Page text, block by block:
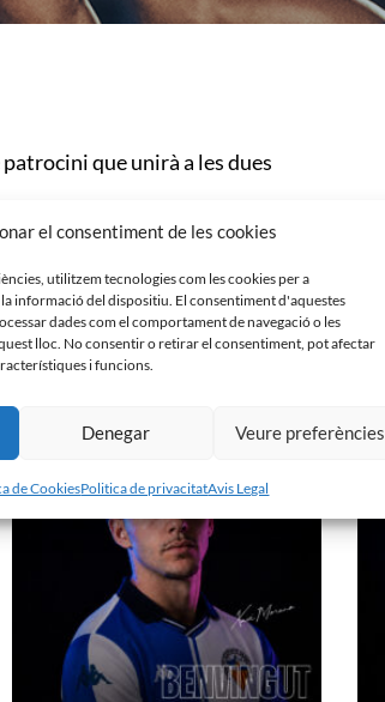
el consentiment de les cookies
utilitzem tecnologies com les cookies per a
informació del dispositiu. El consentiment d'aquestes
dades com el comportament de navegació o les
lloc. No consentir o retirar el consentiment, pot afectar
i funcions.
Denegar Veure preferències
de CookiesPolitica de privacitatAvis Legal
que unirà a les dues
qualitat i entrega a